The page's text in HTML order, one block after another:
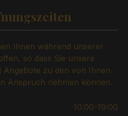
Ihnen während unserer
so dass Sie unsere
Angebote zu den von Ihnen
Anspruch nehmen können.
10:00-19:00